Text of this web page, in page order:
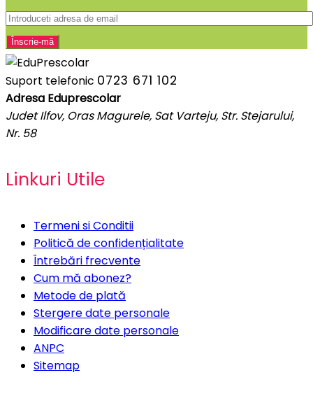
Suport telefonic 0723 671 102
Adresa Eduprescolar
Judet Ilfov, Oras Magurele, Sat Varteju, Str. Stejarului,
Nr. 58
Linkuri Utile
Termeni si Conditii
Politică de confidențialitate
Întrebări frecvente
Cum mă abonez?
Metode de plată
Stergere date personale
Modificare date personale
ANPC
Sitemap